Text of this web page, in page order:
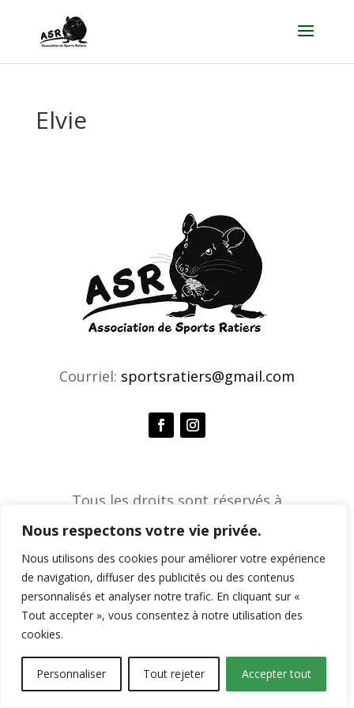
Nous respectons votre vie privée.
Nous utilisons des cookies pour améliorer votre expérience
de navigation, diffuser des publicités ou des contenus
personnalisés et analyser notre trafic. En cliquant sur «
Tout accepter », vous consentez à notre utilisation des
cookies.
Personnaliser Tout rejeter Accepter tout
Elvie
Courriel: sportsratiers@gmail.com
Tous les droits sont réservés à
Agence créative Constella